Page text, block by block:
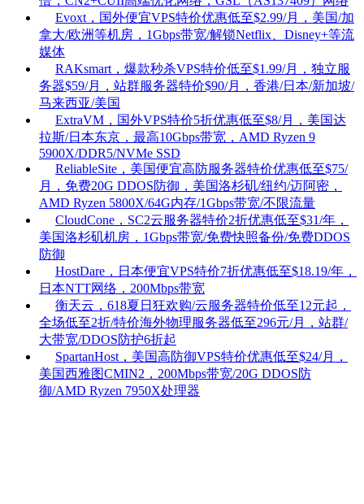
Evoxt，国外便宜VPS特价优惠低至$2.99/月，美国/加
拿大/欧洲等机房，1Gbps带宽/解锁Netflix、Disney+等流
媒体
RAKsmart，爆款秒杀VPS特价低至$1.99/月，独立服
务器$59/月，站群服务器特价$90/月，香港/日本/新加坡/
马来西亚/美国
ExtraVM，国外VPS特价5折优惠低至$8/月，美国达
拉斯/日本东京，最高10Gbps带宽，AMD Ryzen 9
5900X/DDR5/NVMe SSD
ReliableSite，美国便宜高防服务器特价优惠低至$75/
月，免费20G DDOS防御，美国洛杉矶/纽约/迈阿密，
AMD Ryzen 5800X/64G内存/1Gbps带宽/不限流量
CloudCone，SC2云服务器特价2折优惠低至$31/年，
美国洛杉矶机房，1Gbps带宽/免费快照备份/免费DDOS
防御
HostDare，日本便宜VPS特价7折优惠低至$18.19/年，
日本NTT网络，200Mbps带宽
衡天云，618夏日狂欢购/云服务器特价低至12元起，
全场低至2折/特价海外物理服务器低至296元/月，站群/
大带宽/DDOS防护6折起
SpartanHost，美国高防御VPS特价优惠低至$24/月，
美国西雅图CMIN2，200Mbps带宽/20G DDOS防
御/AMD Ryzen 7950X处理器